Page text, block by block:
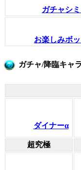
ガチャシ
お楽しみボ
ガチャ/降臨キャラ
ダイナーα
超究極